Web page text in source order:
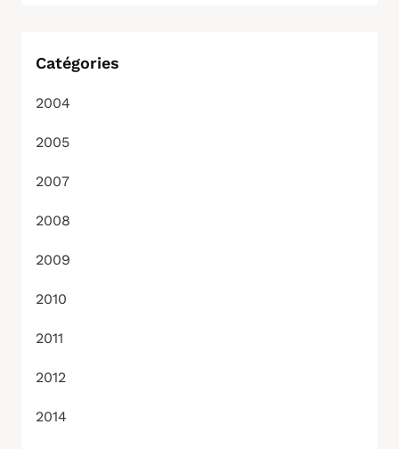
Catégories
2004
2005
2007
2008
2009
2010
2011
2012
2014